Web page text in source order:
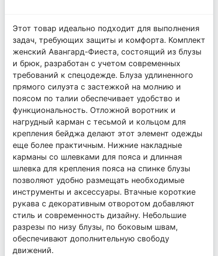
Этот товар идеально подходит для выполнения
задач, требующих защиты и комфорта. Комплект
женский Авангард-Фиеста, состоящий из блузы
и брюк, разработан с учетом современных
требований к спецодежде. Блуза удлиненного
прямого силуэта с застежкой на молнию и
поясом по талии обеспечивает удобство и
функциональность. Отложной воротник и
нагрудный карман с тесьмой и кольцом для
крепления бейджа делают этот элемент одежды
еще более практичным. Нижние накладные
карманы со шлевками для пояса и длинная
шлевка для крепления пояса на спинке блузы
позволяют удобно размещать необходимые
инструменты и аксессуары. Втачные короткие
рукава с декоративным отворотом добавляют
стиль и современность дизайну. Небольшие
разрезы по низу блузы, по боковым швам,
обеспечивают дополнительную свободу
движений.